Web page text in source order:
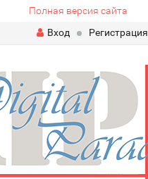
Полная версия сайта
Вход
Регистрация